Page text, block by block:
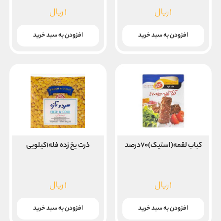
۱ریال
افزودن به سبد خرید
۱ریال
افزودن به سبد خرید
کباب لقمه(استیک)۷۰درصد
۱ریال
افزودن به سبد خرید
ذرت یخ زده فله۱کیلویی
۱ریال
افزودن به سبد خرید